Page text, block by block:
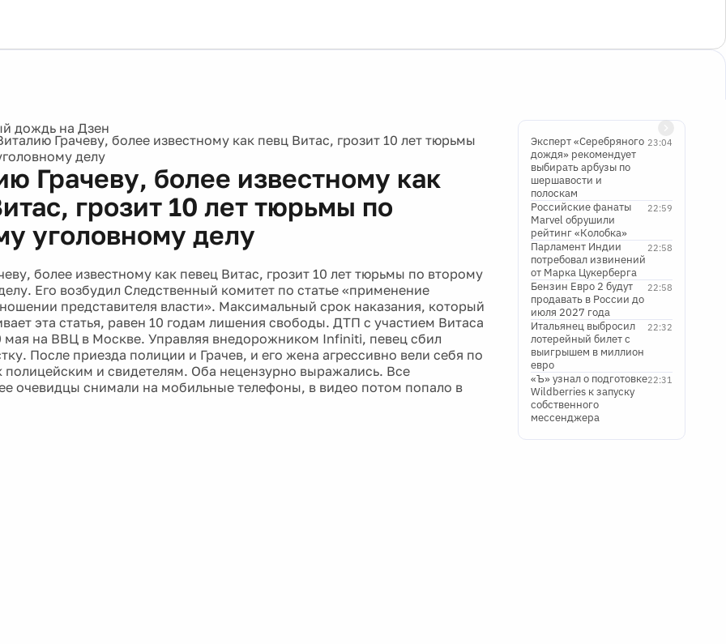
Грачеву, более известному как певц Витас, грозит 10 лет тюрьмы
делу
Грачеву, более известному как
грозит 10 лет тюрьмы по
уголовному делу
более известному как певец Витас, грозит 10 лет тюрьмы по второму
Его возбудил Следственный комитет по статье «применение
представителя власти». Максимальный срок наказания, который
эта статья, равен 10 годам лишения свободы. ДТП с участием Витаса
мая на ВВЦ в Москве. Управляя внедорожником Infiniti, певец сбил
После приезда полиции и Грачев, и его жена агрессивно вели себя по
и свидетелям. Оба нецензурно выражались. Все
очевидцы снимали на мобильные телефоны, в видео потом попало в
23:04
Эксперт «Серебряного
дождя» рекомендует
выбирать арбузы по
шершавости и
полоскам
22:59
Российские фанаты
Marvel обрушили
рейтинг «Колобка»
22:58
Парламент Индии
потребовал извинений
от Марка Цукерберга
22:58
Бензин Евро 2 будут
продавать в России до
июля 2027 года
22:32
Итальянец выбросил
лотерейный билет с
выигрышем в миллион
евро
22:31
«Ъ» узнал о подготовке
Wildberries к запуску
собственного
мессенджера